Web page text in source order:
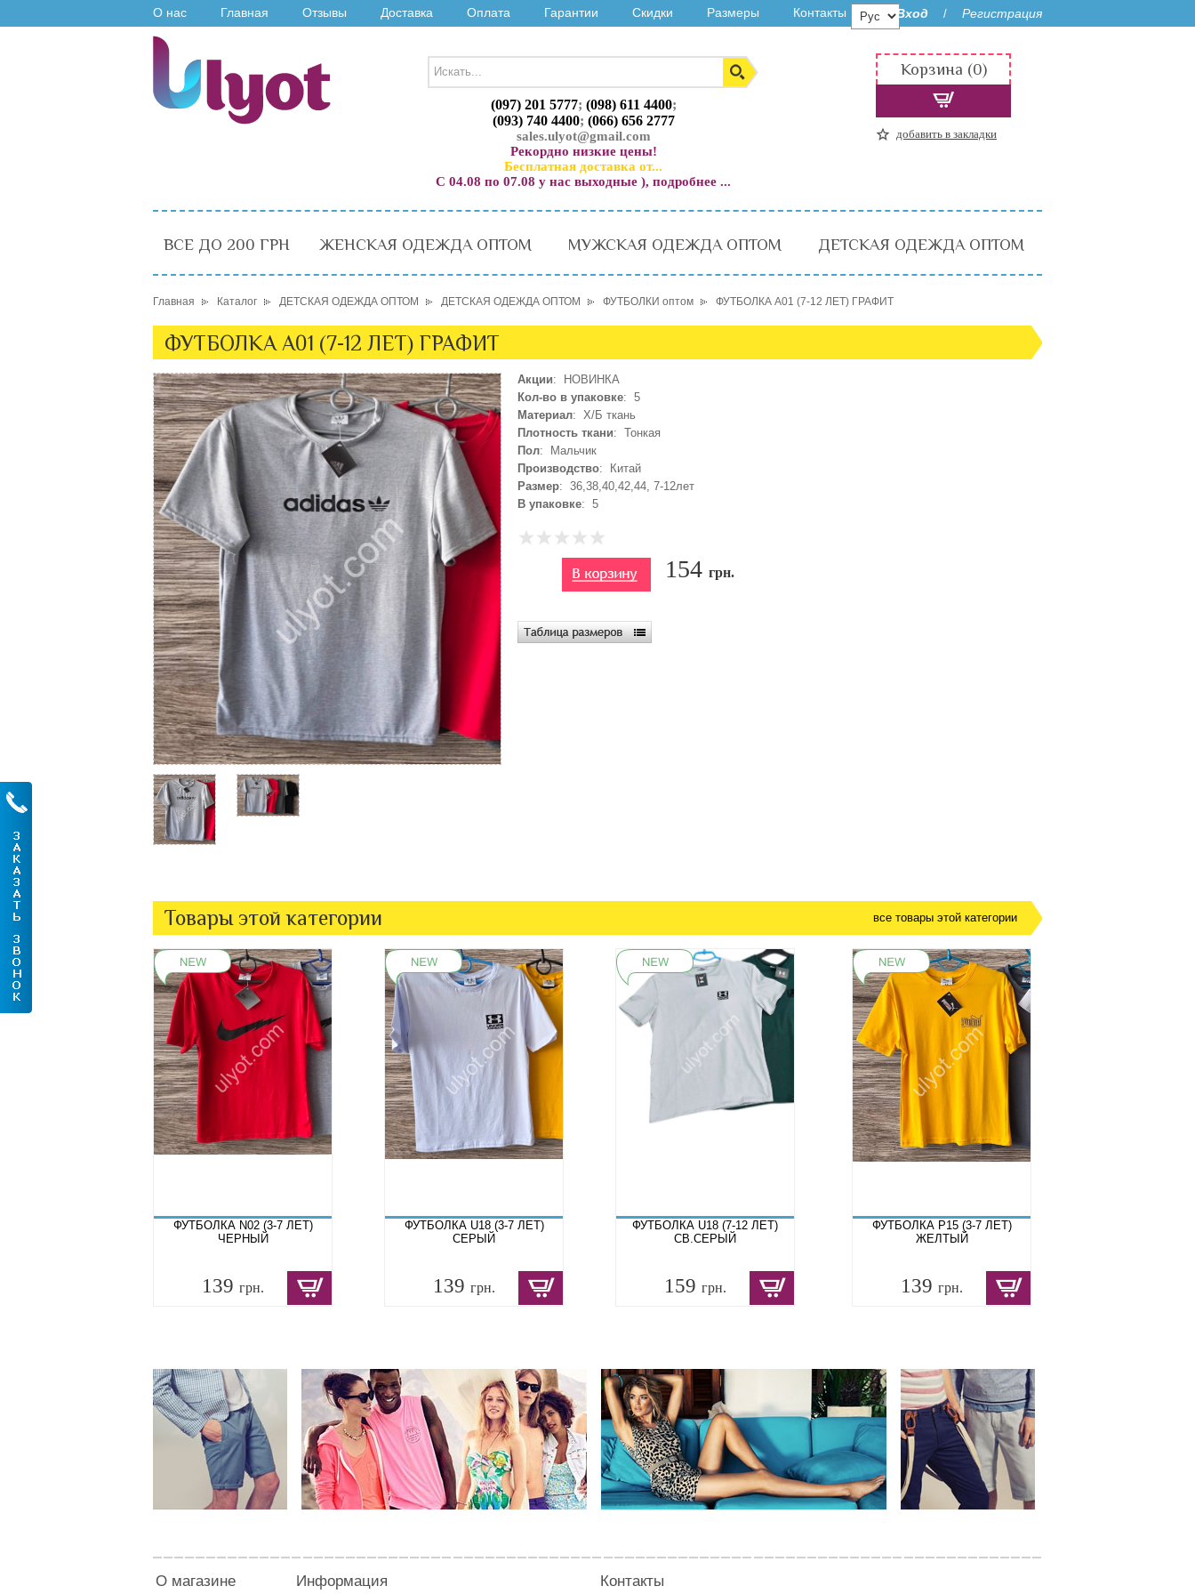
О нас Главная Отзывы Доставка Оплата Гарантии Скидки Размеры Контакты Вход / Регистрация
(097) 201 5777; (098) 611 4400;
(093) 740 4400; (066) 656 2777
sales.ulyot@gmail.com
Рекордно низкие цены!
Бесплатная доставка от...
С 04.08 по 07.08 у нас выходные ), подробнее ...
Корзина (0)
добавить в закладки
ВСЕ ДО 200 ГРН ЖЕНСКАЯ ОДЕЖДА ОПТОМ МУЖСКАЯ ОДЕЖДА ОПТОМ ДЕТСКАЯ ОДЕЖДА ОПТОМ
Главная Каталог ДЕТСКАЯ ОДЕЖДА ОПТОМ ДЕТСКАЯ ОДЕЖДА ОПТОМ ФУТБОЛКИ оптом ФУТБОЛКА A01 (7-12 ЛЕТ) ГРАФИТ
ФУТБОЛКА A01 (7-12 ЛЕТ) ГРАФИТ
Акции: НОВИНКА
Кол-во в упаковке: 5
Материал: Х/Б ткань
Плотность ткани: Тонкая
Пол: Мальчик
Производство: Китай
Размер: 36,38,40,42,44, 7-12лет
В упаковке: 5
154 грн.
Товары этой категории все товары этой категории
ФУТБОЛКА N02 (3-7 ЛЕТ)
ЧЕРНЫЙ
139 грн.
ФУТБОЛКА U18 (3-7 ЛЕТ)
СЕРЫЙ
139 грн.
ФУТБОЛКА U18 (7-12 ЛЕТ)
СВ.СЕРЫЙ
159 грн.
ФУТБОЛКА P15 (3-7 ЛЕТ)
ЖЕЛТЫЙ
139 грн.
О магазине Информация Контакты